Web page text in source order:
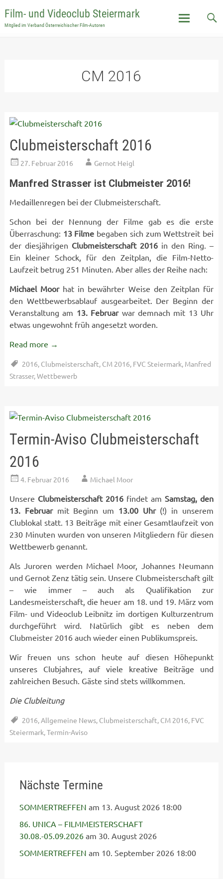
Film- und Videoclub Steiermark
Mitglied im Verband Österreichischer Film-Autoren
CM 2016
Clubmeisterschaft 2016
27. Februar 2016 Gernot Heigl
Manfred Strasser ist Clubmeister 2016!
Medaillenregen bei der Clubmeisterschaft.
Schon bei der Nennung der Filme gab es die erste
Überraschung: 13 Filme begaben sich zum Wettstreit bei
der diesjährigen Clubmeisterschaft 2016 in den Ring. –
Ein kleiner Schock, für den Zeitplan, die Film-Netto-
Laufzeit betrug 251 Minuten. Aber alles der Reihe nach:
Michael Moorhat in bewährter Weise den Zeitplan für
den Wettbewerbsablauf ausgearbeitet. Der Beginn der
Veranstaltung am 13. Februarwar demnach mit 13 Uhr
etwas ungewohnt früh angesetzt worden.
Read more →
2016, Clubmeisterschaft, CM 2016, FVC Steiermark, Manfred
Strasser,Wettbewerb
Termin-Aviso Clubmeisterschaft
2016
4. Februar 2016 Michael Moor
Unsere Clubmeisterschaft 2016findet amSamstag, den
13. Februarmit Beginn um 13.00 Uhr(!) in unserem
Clublokal statt. 13 Beiträge mit einer Gesamtlaufzeit von
230 Minuten wurden von unseren Mitgliedern für diesen
Wettbewerb genannt.
Als Juroren werden Michael Moor, Johannes Neumann
und Gernot Zenz tätig sein. Unsere Clubmeisterschaft gilt
– wie immer – auch als Qualifikation zur
Landesmeisterschaft, die heuer am 18. und 19. März vom
Film- und Videoclub Leibnitz im dortigen Kulturzentrum
durchgeführt wird. Natürlich gibt es neben dem
Clubmeister 2016 auch wieder einen Publikumspreis.
Wir freuen uns schon heute auf diesen Höhepunkt
unseres Clubjahres, auf viele kreative Beiträge und
zahlreichen Besuch. Gäste sind stets willkommen.
Die Clubleitung
2016,Allgemeine News, Clubmeisterschaft, CM 2016, FVC
Steiermark,Termin-Aviso
Nächste Termine
SOMMERTREFFEN am 13. August 2026 18:00
86. UNICA – FILMMEISTERSCHAFT
30.08.-05.09.2026am 30. August 2026
SOMMERTREFFEN am 10. September 2026 18:00